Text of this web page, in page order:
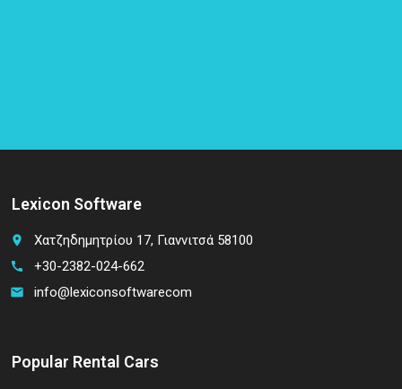
Lexicon Software
place Χατζηδημητρίου 17, Γιαννιτσά 58100
call +30-2382-024-662
email info@lexiconsoftwarecom
Popular Rental Cars